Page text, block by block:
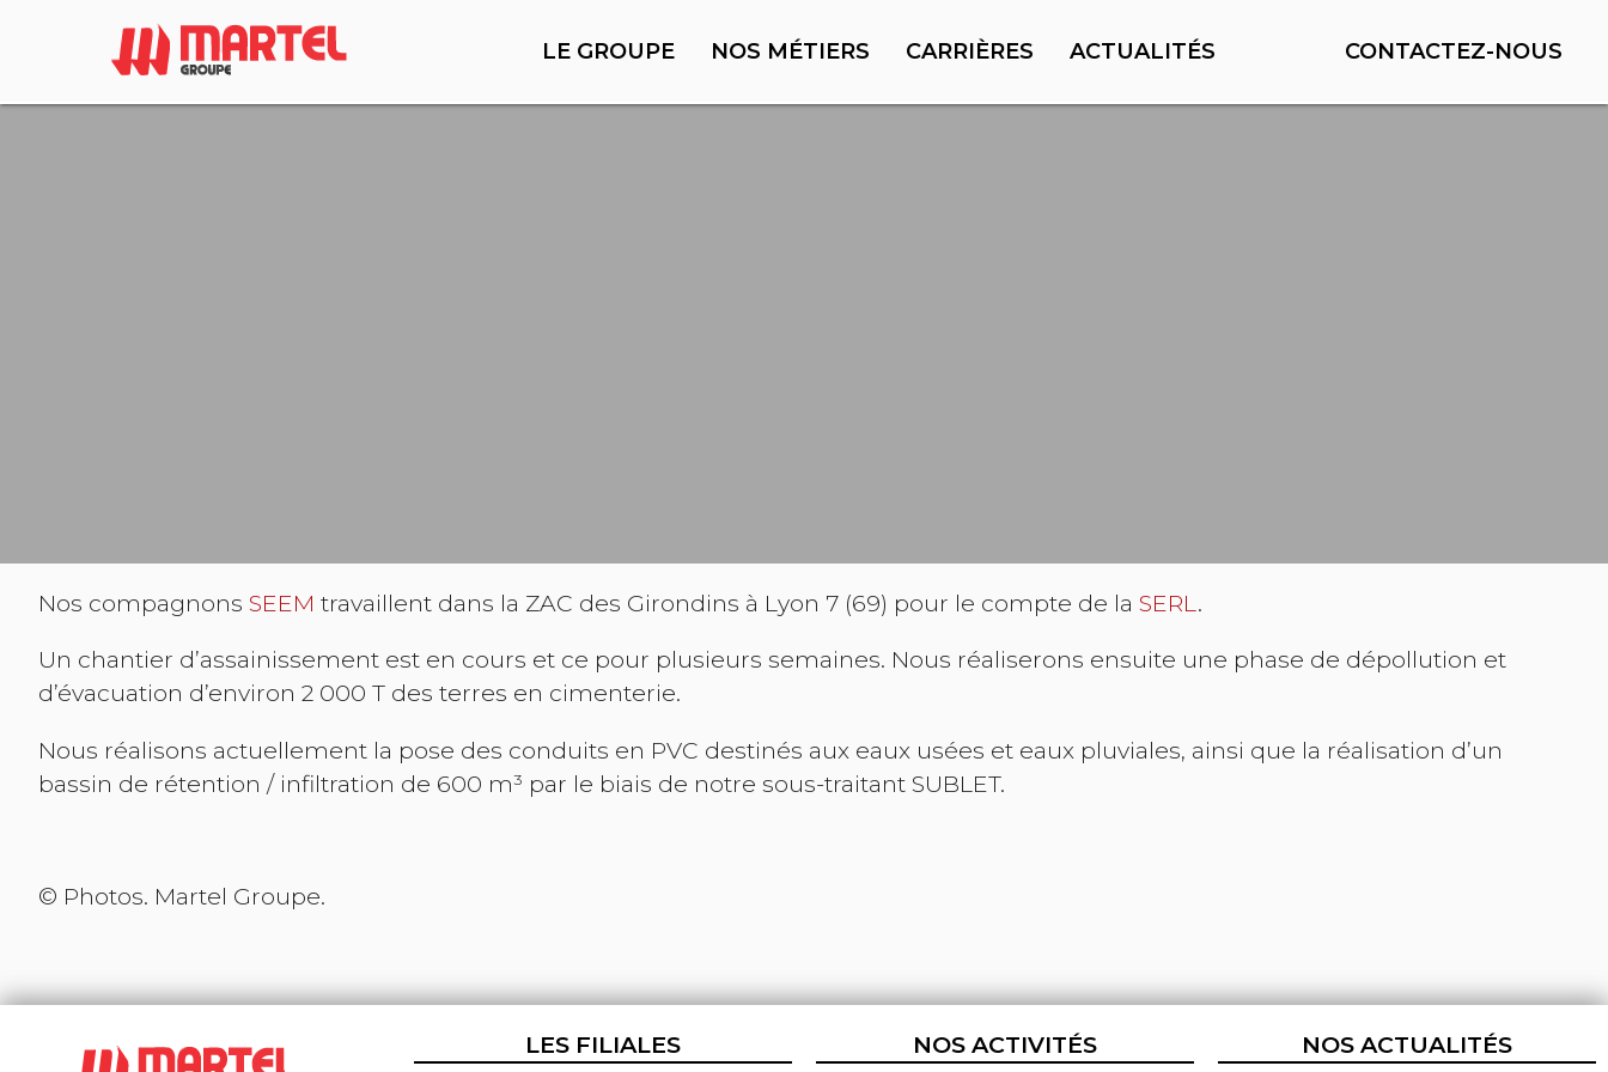
LE GROUPE NOS MÉTIERS CARRIÈRES ACTUALITÉS CONTACTEZ-NOUS
Nos compagnons SEEM travaillent dans la ZAC des Girondins à Lyon 7 (69) pour le compte de la SERL.
Un chantier d’assainissement est en cours et ce pour plusieurs semaines. Nous réaliserons ensuite une phase de dépollution et
d’évacuation d’environ 2 000 T des terres en cimenterie.
Nous réalisons actuellement la pose des conduits en PVC destinés aux eaux usées et eaux pluviales, ainsi que la réalisation d’un
bassin de rétention / infiltration de 600 m³ par le biais de notre sous-traitant SUBLET.
© Photos. Martel Groupe.
LES FILIALES NOS ACTIVITÉS NOS ACTUALITÉS